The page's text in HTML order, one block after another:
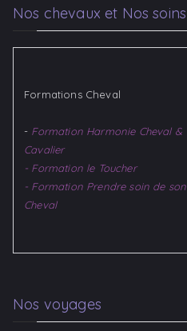
Nos chevaux et Nos soins
Formations Cheval
- Formation Harmonie Cheval &
Cavalier
- Formation le Toucher
- Formation Prendre soin de son
Cheval
Nos voyages